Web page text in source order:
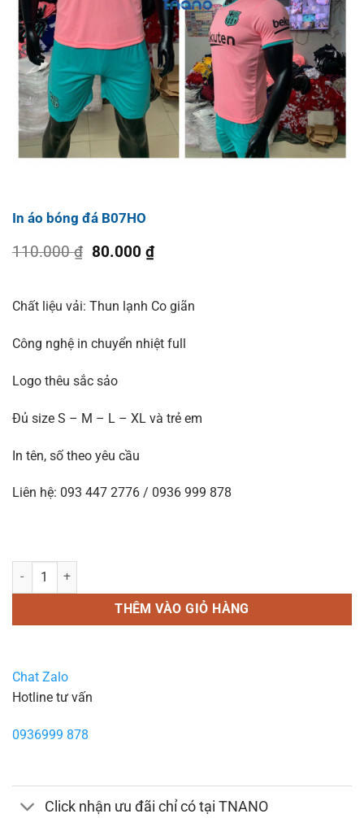
In áo bóng đá B07HO
110.000₫ Giá
110.000 ₫.
80.000 ₫Giá
hiện
là:
80.000 ₫.
Chất liệu vải: Thun lạnh Co giãn
Công nghệ in chuyển nhiệt full
Logo thêu sắc sảo
Đủ size S – M – L – XL và trẻ em
In tên, số theo yêu cầu
Liên hệ: 093 447 2776 / 0936 999 878
In áo bóng đá B07HO số lượng
THÊM VÀO GIỎ HÀNG
Chat Zalo
Hotline tư vấn
0936999 878
Click nhận ưu đãi chỉ có tại TNANO